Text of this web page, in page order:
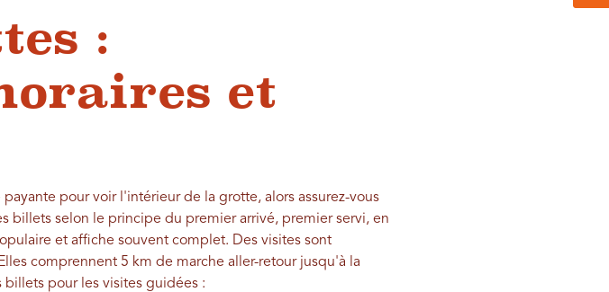
:
et
pour voir l'intérieur de la grotte, alors assurez-vous
selon le principe du premier arrivé, premier servi, en
et affiche souvent complet. Des visites sont
comprennent 5 km de marche aller-retour jusqu'à la
pour les visites guidées :